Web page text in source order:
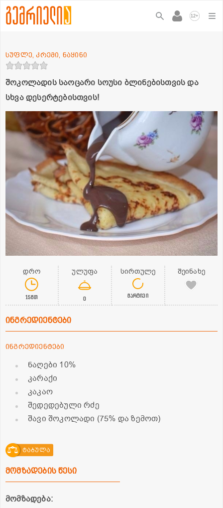
12+
შოკოლადის საოცარი სოუსი ბლინებისთვის და
სხვა დესერტებისთვის!
სუფლე, კრემი, ნაყინი
დრო
15წთ
ულუფა
0
სირთულე
მარტივი
შეინახე
ინგრედიენტები
ინგრედიენტები
ნაღები 10%
კარაქი
კაკაო
შედედებული რძე
შავი შოკოლადი (75% და ზემოთ)
ტაბულა
მომზადების წესი
მომზადება: